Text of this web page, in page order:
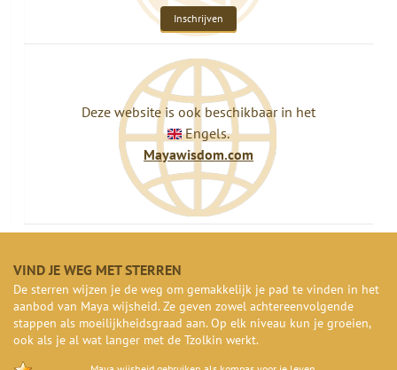
Inschrijven
Deze website is ook beschikbaar in het
Engels.
Mayawisdom.com
VIND JE WEG MET STERREN
De sterren wijzen je de weg om gemakkelijk je pad te vinden in het
aanbod van Maya wijsheid. Ze geven zowel achtereenvolgende
stappen als moeilijkheidsgraad aan. Op elk niveau kun je groeien,
ook als je al wat langer met de Tzolkin werkt.